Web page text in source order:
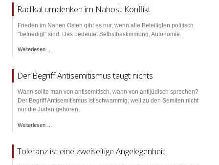
Radikal umdenken im Nahost-Konflikt
Frieden im Nahen Osten gibt es nur, wenn alle Beteiligten politisch
"befriedigt" sind. Das bedeutet Selbstbestimmung, Autonomie.
Weiterlesen …
Der Begriff Antisemitismus taugt nichts
Wann sollte man von antisemitisch, wann von antijüdisch sprechen?
Der Begriff Antisemitismus ist schwammig, weil zu den Semiten nicht
nur die Juden gehören.
Weiterlesen …
Toleranz ist eine zweiseitige Angelegenheit